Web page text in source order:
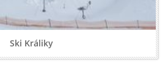
Ski Králiky